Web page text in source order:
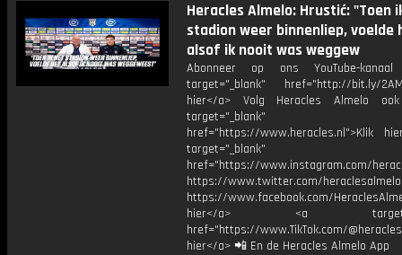
Heracles Almelo: Hrustić: "Toen
stadion weer binnenliep, voelde
alsof ik nooit was weggew
Abonneer op ons YouTube-
target="_blank" href="http://bit.ly/
hier</a> Volg Heracles Almelo
target="_blank"
href="https://www.heracles.nl">Klik
target="_blank"
href="https://www.instagram.com/
https://www.twitter.com/heraclesalmelo
https://www.facebook.com/
hier</a> <a
href="https://www.TikTok.com/
hier</a> 📲 En de Heracles Almelo App